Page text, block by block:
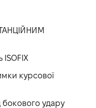
ISOFIX
курсової
бокового удару